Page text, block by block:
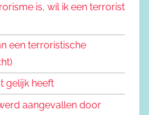
is, wil ik een terrorist
een terroristische
gelijk heeft
aangevallen door